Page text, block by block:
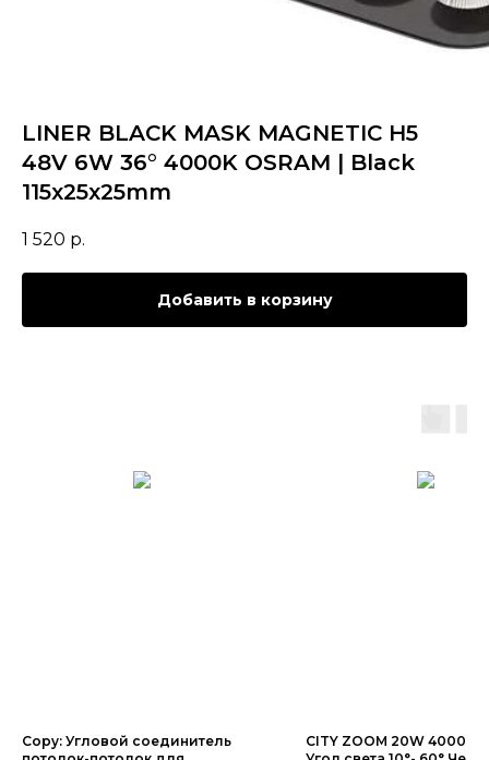
LINER BLACK MASK MAGNETIC Н5
48V 6W 36° 4000K OSRAM | Black
115х25х25mm
1 520 р.
Добавить в корзину
Copy: Угловой соединитель
CITY ZOOM 20W 4000K